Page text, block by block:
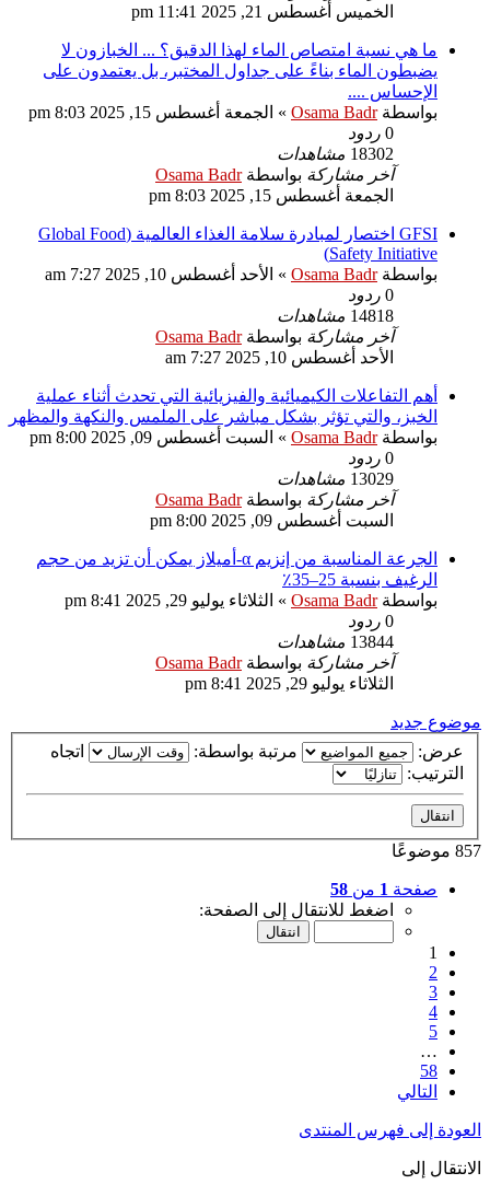
الخميس أغسطس 21, 2025 11:41 pm
ما هي نسبة امتصاص الماء لهذا الدقيق؟ ... الخبازون لا
يضبطون الماء بناءً على جداول المختبر، بل يعتمدون على
الإحساس ....
بواسطةOsama Badr
» الجمعة أغسطس 15, 2025 8:03 pm
0 ردود
18302 مشاهدات
آخر مشاركة بواسطةOsama Badr
الجمعة أغسطس 15, 2025 8:03 pm
GFSI اختصار لمبادرة سلامة الغذاء العالمية (Global Food
Safety Initiative)
بواسطةOsama Badr
» الأحد أغسطس 10, 2025 7:27 am
0 ردود
14818 مشاهدات
آخر مشاركة بواسطةOsama Badr
الأحد أغسطس 10, 2025 7:27 am
أهم التفاعلات الكيميائية والفيزيائية التي تحدث أثناء عملية
الخبز، والتي تؤثر بشكل مباشر على الملمس والنكهة والمظهر
بواسطةOsama Badr
» السبت أغسطس 09, 2025 8:00 pm
0 ردود
13029 مشاهدات
آخر مشاركة بواسطةOsama Badr
السبت أغسطس 09, 2025 8:00 pm
الجرعة المناسبة من إنزيم α-أميلاز يمكن أن تزيد من حجم
الرغيف بنسبة 25–35٪
بواسطةOsama Badr
» الثلاثاء يوليو 29, 2025 8:41 pm
0 ردود
13844 مشاهدات
آخر مشاركة بواسطةOsama Badr
الثلاثاء يوليو 29, 2025 8:41 pm
موضوع جديد
عرض:
مرتبة بواسطة:
اتجاه
الترتيب:
857 موضوعًا
صفحة 1 من 58
اضغط للانتقال إلى الصفحة:
1
2
3
4
5
…
58
التالي
العودة إلى فهرس المنتدى
الانتقال إلى